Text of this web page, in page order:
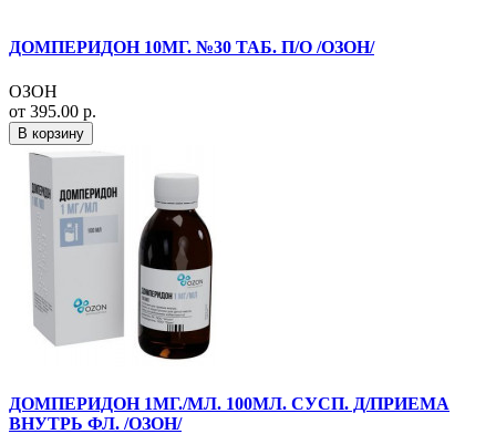
ДОМПЕРИДОН 10МГ. №30 ТАБ. П/О /ОЗОН/
ОЗОН
от 395.00 р.
В корзину
ДОМПЕРИДОН 1МГ./МЛ. 100МЛ. СУСП. Д/ПРИЕМА
ВНУТРЬ ФЛ. /ОЗОН/